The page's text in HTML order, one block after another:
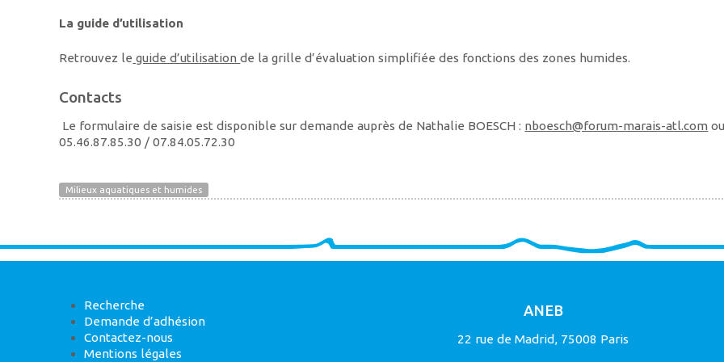
La guide d’utilisation
Retrouvez le guide d’utilisationde la grille d’évaluation simplifiée des fonctions des zones humides.
Contacts
Le formulaire de saisie est disponible sur demande auprès de Nathalie BOESCH : nboesch@forum-marais-atl.com
05.46.87.85.30 / 07.84.05.72.30
Milieux aquatiques et humides
Recherche
Demande d’adhésion
Contactez-nous
Mentions légales
ANEB
22 rue de Madrid, 75008 Paris